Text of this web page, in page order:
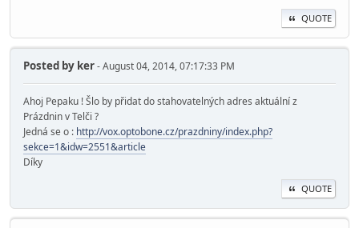
QUOTE
Posted by ker- August 04, 2014, 07:17:33 PM
Ahoj Pepaku ! Šlo by přidat do stahovatelných adres aktuální z
Prázdnin v Telči ?
Jedná se o : http://vox.optobone.cz/prazdniny/index.php?
sekce=1&idw=2551&article
Díky
QUOTE